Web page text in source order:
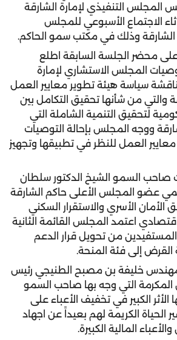
المجلس التنفيذي لإمارة الشارقة
الاجتماع الأسبوعي للمجلس
الشارقة وذلك في مكتب سمو الحاكم.
محضر الجلسة السابقة اطلع
المجلس الاستشاري لإمارة
سياسة هيئة تطوير معايير العمل
والتي من شأنها تحقيق التكامل بين
لتحقيق التنمية الشاملة التي
ووجه المجلس بإحالة التوصيات
معايير العمل للنظر في تطبيقها وتجهيز
السمو الشيخ الدكتور سلطان
عضو المجلس الأعلى حاكم الشارقة
الأمان الأسري والاستقرار السكني
اعتمد المجلس القائمة الثانية
من المستفيدين من تحويل قرار الدعم
إلى فئة المنحة.
خليفة بن مصبح الطنيجي رئيس
المكرمة التي وجه بها صاحب السمو
الأثر الكبير في تخفيف الأعباء على
الحياة الكريمة لهم بعيداً عن اجهاد
المالية الكبيرة.